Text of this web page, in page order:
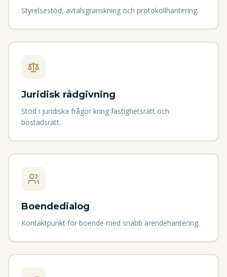
Styrelsestöd, avtalsgranskning och protokollhantering.
Juridisk rådgivning
Stöd i juridiska frågor kring fastighetsrätt och
bostadsrätt.
Boendedialog
Kontaktpunkt för boende med snabb ärendehantering.